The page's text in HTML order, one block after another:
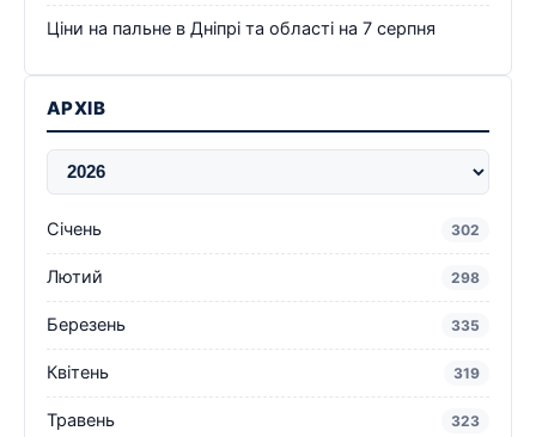
Ціни на пальне в Дніпрі та області на 7 серпня
АРХІВ
Січень 302
Лютий 298
Березень 335
Квітень 319
Травень 323